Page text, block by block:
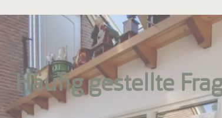
Häufig gestellte